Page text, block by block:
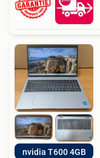
nvidia T600 4GB